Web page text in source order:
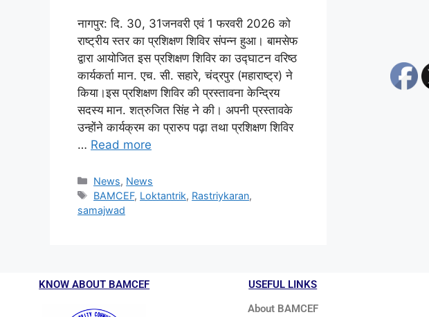
नागपुर: दि. 30, 31जनवरी एवं 1 फरवरी 2026 को
राष्ट्रीय स्तर का प्रशिक्षण शिविर संपन्न हुआ। बामसेफ
द्वारा आयोजित इस प्रशिक्षण शिविर का उद्घाटन वरिष्ठ
कार्यकर्ता मान. एच. सी. सहारे, चंद्रपुर (महाराष्ट्र) ने
किया।इस प्रशिक्षण शिविर की प्रस्तावना केन्द्रिय
सदस्य मान. शत्रुजित सिंह ने की। अपनी प्रस्तावके
उन्होंने कार्यक्रम का प्रारुप पढ़ा तथा प्रशिक्षण शिविर
… Read more
News, News
BAMCEF, Loktantrik, Rastriykaran,
samajwad
KNOW ABOUT BAMCEF
USEFUL LINKS
About BAMCEF